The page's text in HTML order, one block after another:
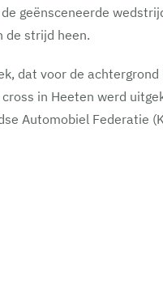
geënsceneerde
de strijd heen.
dat voor de
in Heeten werd
Automobiel Federatie